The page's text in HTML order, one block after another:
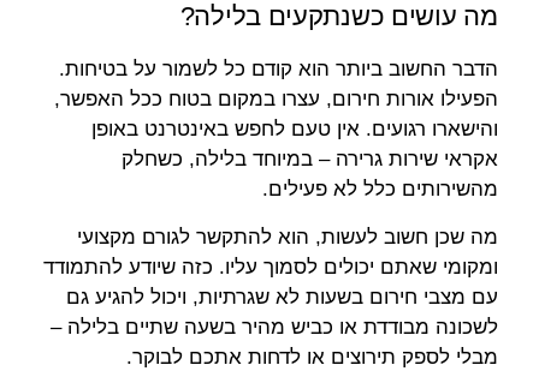
מה עושים כשנתקעים בלילה?
הדבר החשוב ביותר הוא קודם כל לשמור על בטיחות.
הפעילו אורות חירום, עצרו במקום בטוח ככל האפשר,
והישארו רגועים. אין טעם לחפש באינטרנט באופן
אקראי שירות גרירה – במיוחד בלילה, כשחלק
מהשירותים כלל לא פעילים.
מה שכן חשוב לעשות, הוא להתקשר לגורם מקצועי
ומקומי שאתם יכולים לסמוך עליו. כזה שיודע להתמודד
עם מצבי חירום בשעות לא שגרתיות, ויכול להגיע גם
לשכונה מבודדת או כביש מהיר בשעה שתיים בלילה –
מבלי לספק תירוצים או לדחות אתכם לבוקר.